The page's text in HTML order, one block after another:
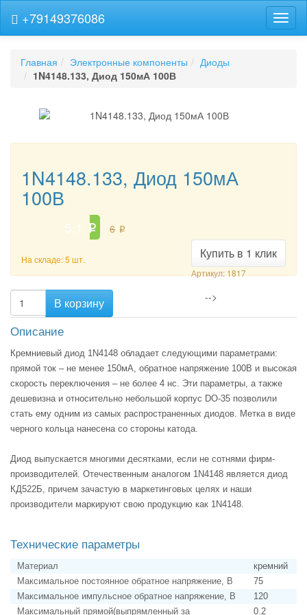
+79149376086
Главная Электронные компоненты
Диоды
1N4148.133, Диод 150мА 100В
1N4148.133, Диод 150мА
100В
5.1 p 6 p
Купить в 1 клик
Артикул: 1817
На складе: 5 шт.
В корзину -->
Описание
Кремниевый диод 1N4148 обладает следующими параметрами:
прямой ток – не менее 150мА, обратное напряжение 100В и высокая
скорость переключения – не более 4 нс. Эти параметры, а также
дешевизна и относительно небольшой корпус DO-35 позволили
стать ему одним из самых распространенных диодов. Метка в виде
черного кольца нанесена со стороны катода.
Диод выпускается многими десятками, если не сотнями фирм-
производителей. Отечественным аналогом 1N4148 является диод
КД522Б, причем зачастую в маркетинговых целях и наши
производители маркируют свою продукцию как 1N4148.
Технические параметры
Материал
кремний
Максимальное постоянное обратное напряжение, В
75
Максимальное импульсное обратное напряжение, В
120
Максимальный прямой(выпрямленный за
0.2